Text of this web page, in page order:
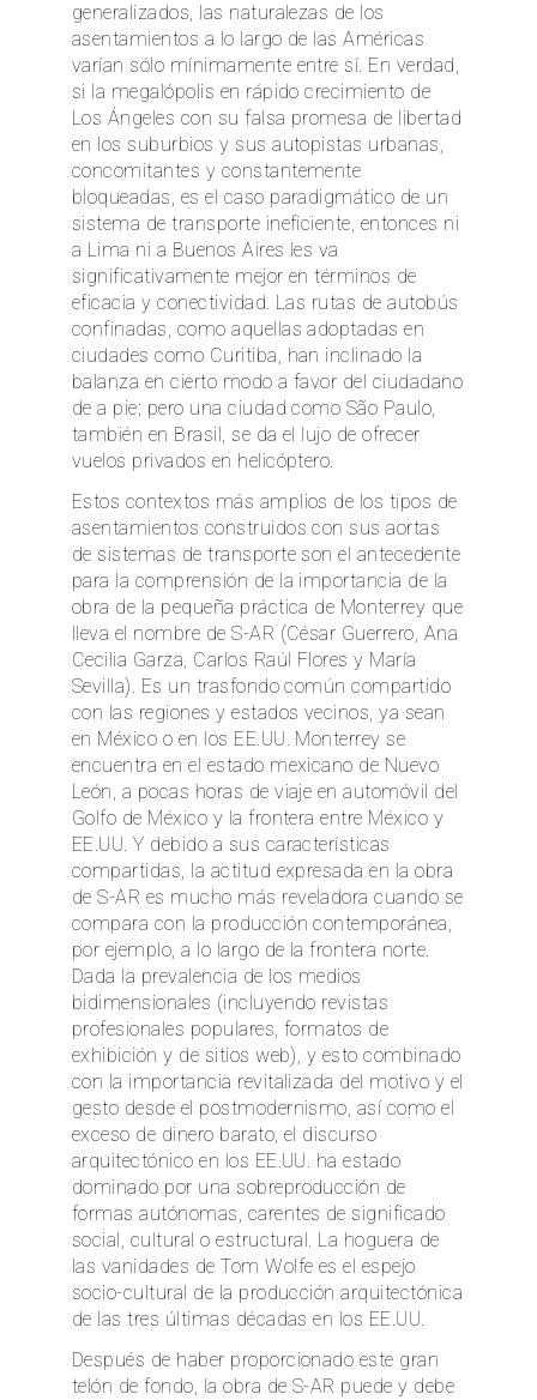
generalizados, las naturalezas de los
asentamientos a lo largo de las Américas
varían sólo mínimamente entre sí. En verdad,
si la megalópolis en rápido crecimiento de
Los Ángeles con su falsa promesa de libertad
en los suburbios y sus autopistas urbanas,
concomitantes y constantemente
bloqueadas, es el caso paradigmático de un
sistema de transporte ineficiente, entonces ni
a Lima ni a Buenos Aires les va
significativamente mejor en términos de
eficacia y conectividad. Las rutas de autobús
confinadas, como aquellas adoptadas en
ciudades como Curitiba, han inclinado la
balanza en cierto modo a favor del ciudadano
de a pie; pero una ciudad como São Paulo,
también en Brasil, se da el lujo de ofrecer
vuelos privados en helicóptero.
Estos contextos más amplios de los tipos de
asentamientos construidos con sus aortas
de sistemas de transporte son el antecedente
para la comprensión de la importancia de la
obra de la pequeña práctica de Monterrey que
lleva el nombre de S-AR (César Guerrero, Ana
Cecilia Garza, Carlos Raúl Flores y María
Sevilla). Es un trasfondo común compartido
con las regiones y estados vecinos, ya sean
en México o en los EE.UU. Monterrey se
encuentra en el estado mexicano de Nuevo
León, a pocas horas de viaje en automóvil del
Golfo de México y la frontera entre México y
EE.UU. Y debido a sus características
compartidas, la actitud expresada en la obra
de S-AR es mucho más reveladora cuando se
compara con la producción contemporánea,
por ejemplo, a lo largo de la frontera norte.
Dada la prevalencia de los medios
bidimensionales (incluyendo revistas
profesionales populares, formatos de
exhibición y de sitios web), y esto combinado
con la importancia revitalizada del motivo y el
gesto desde el postmodernismo, así como el
exceso de dinero barato, el discurso
arquitectónico en los EE.UU. ha estado
dominado por una sobreproducción de
formas autónomas, carentes de significado
social, cultural o estructural. La hoguera de
las vanidades de Tom Wolfe es el espejo
socio-cultural de la producción arquitectónica
de las tres últimas décadas en los EE.UU.
Después de haber proporcionado este gran
telón de fondo, la obra de S-AR puede y debe